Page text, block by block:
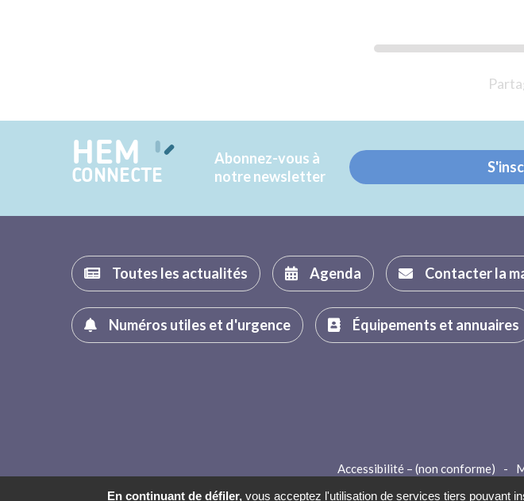
HEM
CONNECTE
Abonnez-vous à
notre newsletter
Toutes les actualités Agenda Contacter la
Numéros utiles et d'urgence Équipements et annuaires
Accessibilité – (non conforme) -
En continuant de défiler, vous acceptez l'utilisation de services tiers pouvant